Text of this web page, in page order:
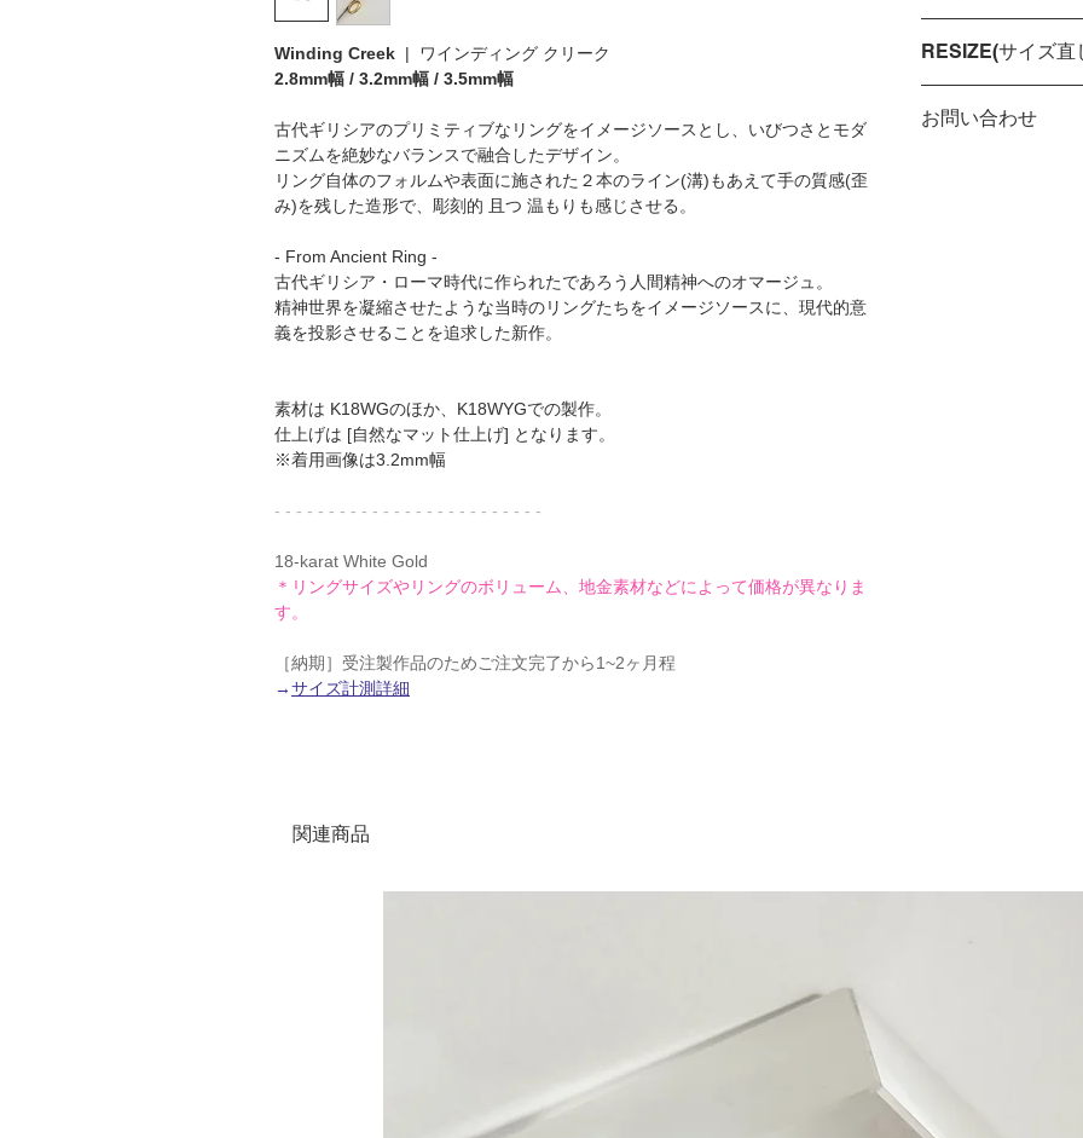
Winding Creek | ワインディング クリーク
2.8mm幅 / 3.2mm幅 / 3.5mm幅
古代ギリシアのプリミティブなリングをイメージソースとし、いびつさとモダ
ニズムを絶妙なバランスで融合したデザイン。
リング自体のフォルムや表面に施された２本のライン(溝)もあえて手の質感(歪
み)を残した造形で、彫刻的 且つ 温もりも感じさせる。
- From Ancient Ring -
古代ギリシア・ローマ時代に作られたであろう人間精神へのオマージュ。
精神世界を凝縮させたような当時のリングたちをイメージソースに、現代的意
義を投影させることを追求した新作。
素材は K18WGのほか、K18WYGでの製作。
仕上げは [自然なマット仕上げ] となります。
※着用画像は3.2mm幅
- - - - - - - - - - - - - - - - - - - - - - - - -
18-karat White Gold
＊リングサイズやリングのボリューム、地金素材などによって価格が異なりま
す。
［納期］受注製作品のためご注文完了から1~2ヶ月程
→サイズ計測詳細
の範囲でお応えでき
連絡・ご相談くださ
側に彫り文字がお入
*字数にはスペース
**リングサイズが
となります。
RESIZE(サイズ直
す。
お問い合わせ
関連商品